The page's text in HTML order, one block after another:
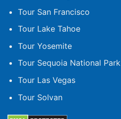
Tour San Francisco
Tour Lake Tahoe
Tour Yosemite
Tour Sequoia National Park
Tour Las Vegas
Tour Solvan